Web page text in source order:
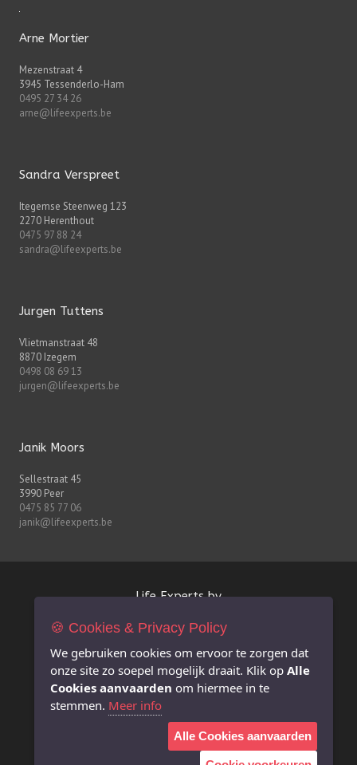
Arne Mortier
Mezenstraat 4
3945 Tessenderlo-Ham
0495 27 34 26
arne@lifeexperts.be
Sandra Verspreet
Itegemse Steenweg 123
2270 Herenthout
0475 97 88 24
sandra@lifeexperts.be
Jurgen Tuttens
Vlietmanstraat 48
8870 Izegem
0498 08 69 13
jurgen@lifeexperts.be
Janik Moors
Sellestraat 45
3990 Peer
0475 85 77 06
janik@lifeexperts.be
Life Experts bv
FSMA-nr. 0627.926.530
RPR Antwerpen afdeling Hasselt
info@lifeexperts.be
Extra informatie
Juridische disclaimer i.v.m. deze website
🍪 Cookies & Privacy Policy
We gebruiken cookies om ervoor te zorgen dat
onze site zo soepel mogelijk draait. Klik op Alle
Cookies aanvaarden om hiermee in te
stemmen. Meer info
Alle Cookies aanvaarden